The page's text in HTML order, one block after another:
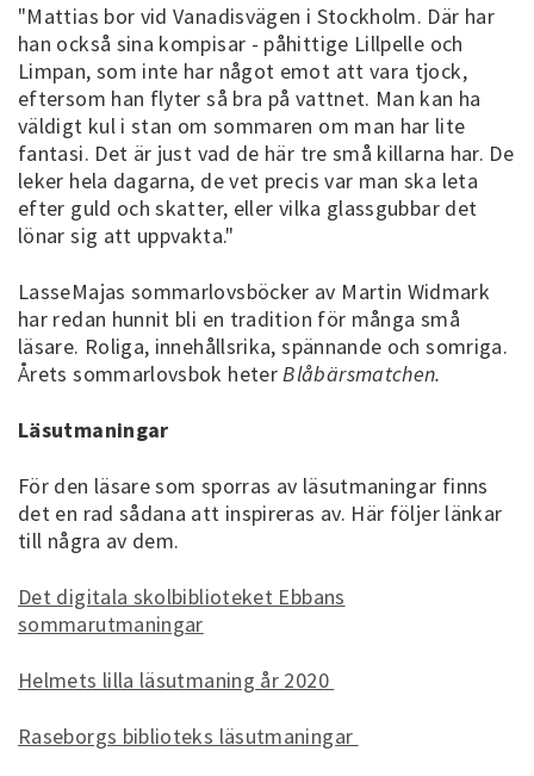
"Mattias bor vid Vanadisvägen i Stockholm. Där har
han också sina kompisar - påhittige Lillpelle och
Limpan, som inte har något emot att vara tjock,
eftersom han flyter så bra på vattnet. Man kan ha
väldigt kul i stan om sommaren om man har lite
fantasi. Det är just vad de här tre små killarna har. De
leker hela dagarna, de vet precis var man ska leta
efter guld och skatter, eller vilka glassgubbar det
lönar sig att uppvakta."
LasseMajas sommarlovsböcker av Martin Widmark
har redan hunnit bli en tradition för många små
läsare. Roliga, innehållsrika, spännande och somriga.
Årets sommarlovsbok heter Blåbärsmatchen.
Läsutmaningar
För den läsare som sporras av läsutmaningar finns
det en rad sådana att inspireras av. Här följer länkar
till några av dem.
Det digitala skolbiblioteket Ebbans
sommarutmaningar
Helmets lilla läsutmaning år 2020
Raseborgs biblioteks läsutmaningar